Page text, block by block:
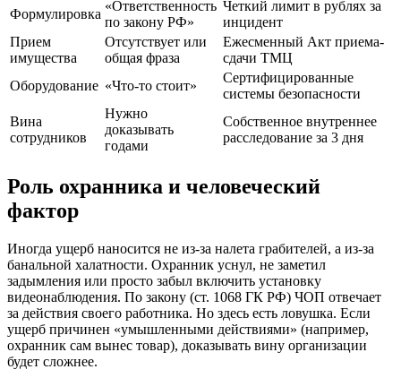
Формулировка
«Ответственность
по закону РФ»
Четкий лимит в рублях за
инцидент
Прием
имущества
Отсутствует или
общая фраза
Ежесменный Акт приема-
сдачи ТМЦ
Оборудование «Что-то стоит»
Сертифицированные
системы безопасности
Вина
сотрудников
Нужно
доказывать
годами
Собственное внутреннее
расследование за 3 дня
Роль охранника и человеческий
фактор
Иногда ущерб наносится не из-за налета грабителей, а из-за
банальной халатности. Охранник уснул, не заметил
задымления или просто забыл включить установку
видеонаблюдения. По закону (ст. 1068 ГК РФ) ЧОП отвечает
за действия своего работника. Но здесь есть ловушка. Если
ущерб причинен «умышленными действиями» (например,
охранник сам вынес товар), доказывать вину организации
будет сложнее.